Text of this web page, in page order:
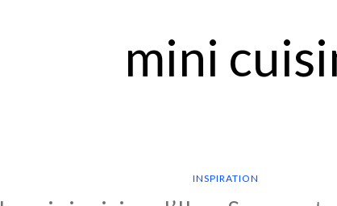
mini
INSPIRATION